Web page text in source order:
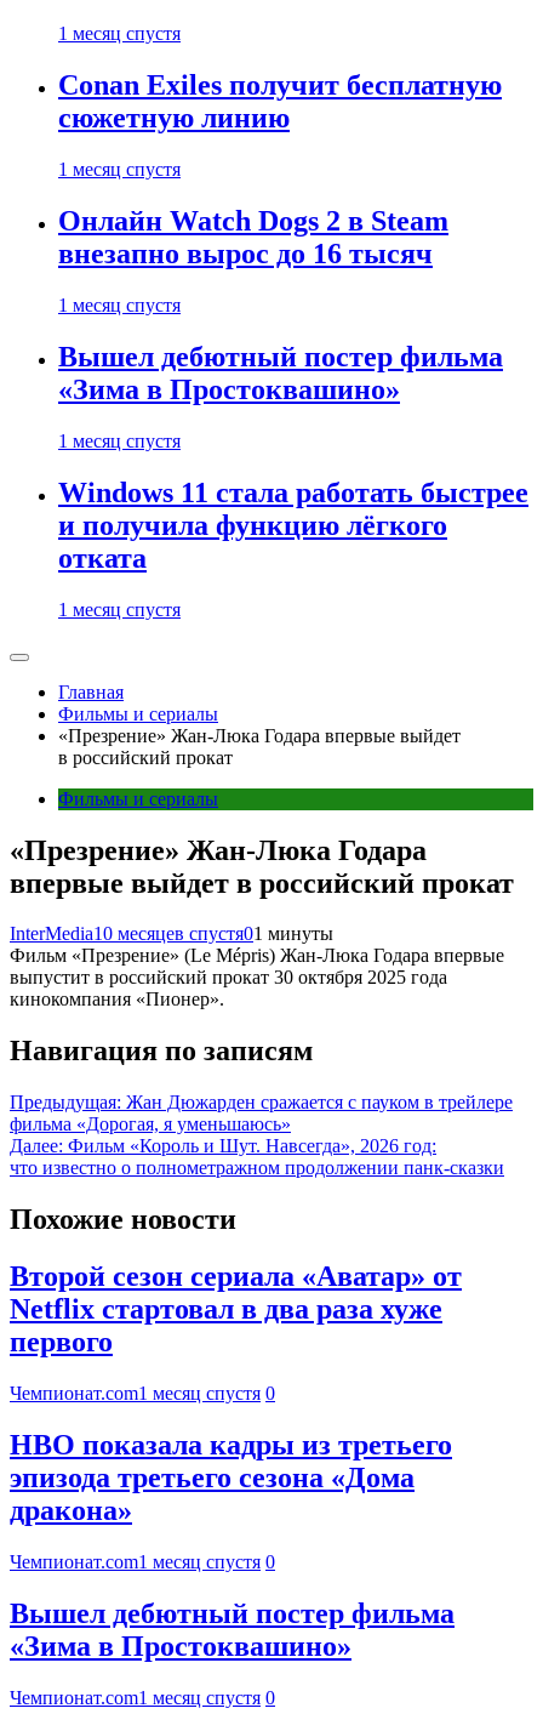
1 месяц спустя
Conan Exiles получит бесплатную
сюжетную линию
1 месяц спустя
Онлайн Watch Dogs 2 в Steam
внезапно вырос до 16 тысяч
1 месяц спустя
Вышел дебютный постер фильма
«Зима в Простоквашино»
1 месяц спустя
Windows 11 стала работать быстрее
и получила функцию лёгкого
отката
1 месяц спустя
Главная
Фильмы и сериалы
«Презрение» Жан-Люка Годара впервые выйдет
в российский прокат
Фильмы и сериалы
«Презрение» Жан-Люка Годара
впервые выйдет в российский прокат
InterMedia10 месяцев спустя01 минуты
Фильм «Презрение» (Le Mépris) Жан-Люка Годара впервые
выпустит в российский прокат 30 октября 2025 года
кинокомпания «Пионер».
Навигация по записям
Предыдущая: Жан Дюжарден сражается с пауком в трейлере
фильма «Дорогая, я уменьшаюсь»
Далее: Фильм «Король и Шут. Навсегда», 2026 год:
что известно о полнометражном продолжении панк-сказки
Похожие новости
Второй сезон сериала «Аватар» от
Netflix стартовал в два раза хуже
первого
Чемпионат.com1 месяц спустя 0
HBO показала кадры из третьего
эпизода третьего сезона «Дома
дракона»
Чемпионат.com1 месяц спустя 0
Вышел дебютный постер фильма
«Зима в Простоквашино»
Чемпионат.com1 месяц спустя 0